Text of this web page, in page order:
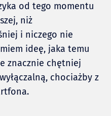
od tego momentu
niż
i niczego nie
ideę, jaka temu
znacznie chętniej
chociażby z